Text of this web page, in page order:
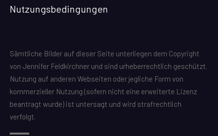
Nutzungsbedingungen
Sämtliche Bilder auf dieser Seite unterliegen dem Copyright
von Jennifer Feldkirchner und sind urheberrechtlich geschützt.
Nutzung auf anderen Webseiten oder jegliche Form von
kommerzieller Nutzung (sofern nicht eine erweiterte Lizenz
beantragt wurde) ist untersagt und wird strafrechtlich
verfolgt.